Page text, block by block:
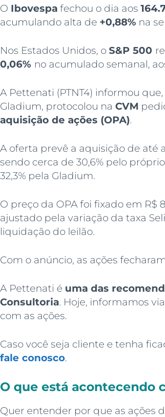
O Ibovespa fechou o dia aos
acumulando alta de +0,88% na
Nos Estados Unidos, o S&P 500
0,06% no acumulado semanal,
A Pettenati (PTNT4) informou
Gladium, protocolou na CVM
aquisição de ações (OPA).
A oferta prevê a aquisição de até
sendo cerca de 30,6% pelo
32,3% pela Gladium.
O preço da OPA foi fixado em R$
ajustado pela variação da taxa
liquidação do leilão.
Com o anúncio, as ações
A Pettenati é uma das
Consultoria. Hoje, informamos
com as ações.
Caso você seja cliente e tenha
fale conosco.
O que está acontecendo
Quer entender por que as ações